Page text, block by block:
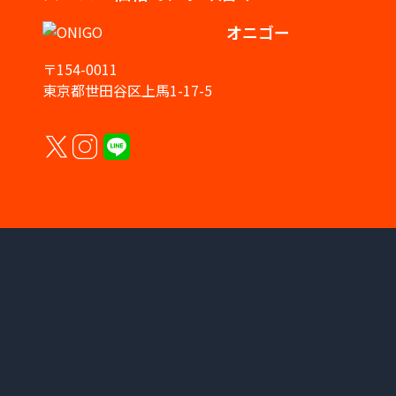
オニゴー
〒154-0011
東京都世田谷区上馬1-17-5